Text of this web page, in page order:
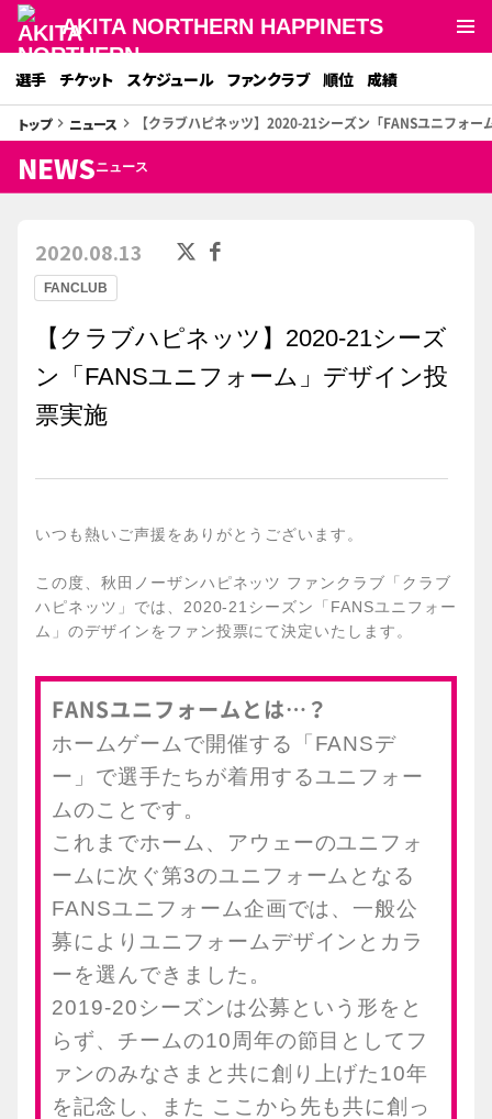
AKITA NORTHERN HAPPINETS
選手 チケット スケジュール ファンクラブ 順位 成績
トップkeyboard_arrow_right ニュース keyboard_arrow_right 【クラブハピネッツ】2020-21シーズン「FANSユニフォー
NEWSニュース
FANCLUB
2020.08.13
【クラブハピネッツ】2020-21シーズ
ン「FANSユニフォーム」デザイン投
票実施
いつも熱いご声援をありがとうございます。
この度、秋田ノーザンハピネッツ ファンクラブ「クラブ
ハピネッツ」では、2020-21シーズン「FANSユニフォー
ム」のデザインをファン投票にて決定いたします。
FANSユニフォームとは…？
ホームゲームで開催する「FANSデ
ー」で選手たちが着用するユニフォー
ムのことです。
これまでホーム、アウェーのユニフォ
ームに次ぐ第3のユニフォームとなる
FANSユニフォーム企画では、一般公
募によりユニフォームデザインとカラ
ーを選んできました。
2019-20シーズンは公募という形をと
らず、チームの10周年の節目としてフ
ァンのみなさまと共に創り上げた10年
を記念し、また ここから先も共に創っ